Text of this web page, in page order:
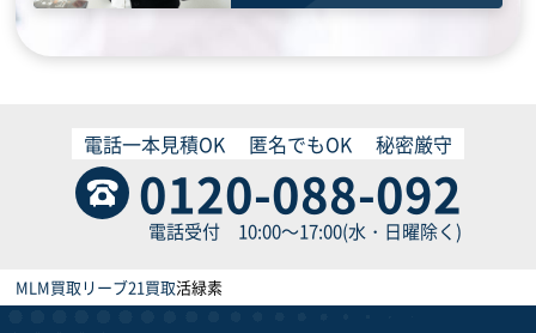
0120-088-092
電話受付 10:00～17:00(水・日曜除く)
電話一本見積OK 匿名でもOK 秘密厳守
MLM買取リーブ21買取活緑素